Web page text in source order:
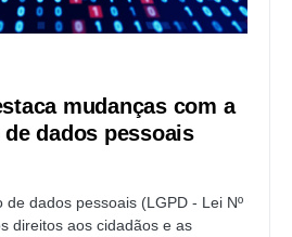
mudanças com a
de dados pessoais
de dados pessoais (LGPD - Lei Nº
direitos aos cidadãos e as